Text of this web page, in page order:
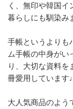
く、無印や韓国
暮らしにも馴染み
手帳というよりも
ム手帳の中身がい
り、大切な資料を
冊愛用しています♩
大人気商品のよう